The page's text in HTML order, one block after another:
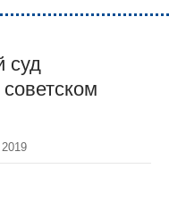
суд